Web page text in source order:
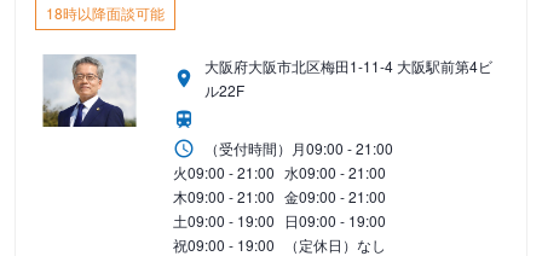
18時以降面談可能
大阪府大阪市北区梅田1-11-4 大阪駅前第4ビ
ル22F
（受付時間） 月09:00 - 21:00
火09:00 - 21:00 水09:00 - 21:00
木09:00 - 21:00 金09:00 - 21:00
土09:00 - 19:00 日09:00 - 19:00
祝09:00 - 19:00 （定休日）なし